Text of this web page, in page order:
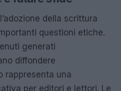
della scrittura
questioni etiche.
generati
diffondere
rappresenta una
per editori e lettori. Le